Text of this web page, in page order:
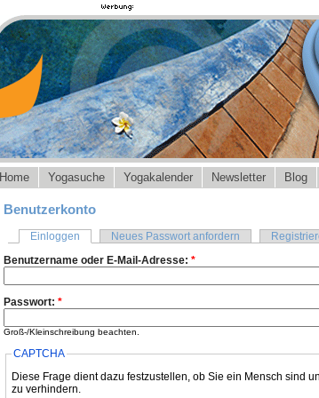
Home Yogasuche Yogakalender Newsletter Blog
Benutzerkonto
Einloggen Neues Passwort anfordern
Benutzername oder E-Mail-Adresse: *
Passwort: *
Groß-/Kleinschreibung beachten.
CAPTCHA
Diese Frage dient dazu festzustellen, ob Sie ein Mensch sind
zu verhindern.